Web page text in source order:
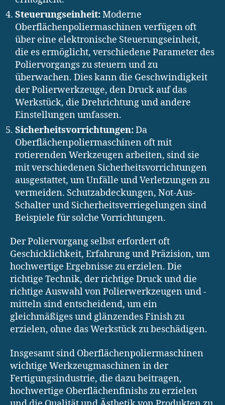
Steuerungseinheit:Moderne
Oberflächenpoliermaschinen verfügen oft
über eine elektronische Steuerungseinheit,
die es ermöglicht, verschiedene Parameter des
Poliervorgangs zu steuern und zu
überwachen. Dies kann die Geschwindigkeit
der Polierwerkzeuge, den Druck auf das
Werkstück, die Drehrichtung und andere
Einstellungen umfassen.
Sicherheitsvorrichtungen:Da
Oberflächenpoliermaschinen oft mit
rotierenden Werkzeugen arbeiten, sind sie
mit verschiedenen Sicherheitsvorrichtungen
ausgestattet, um Unfälle und Verletzungen zu
vermeiden. Schutzabdeckungen, Not-Aus-
Schalter und Sicherheitsverriegelungen sind
Beispiele für solche Vorrichtungen.
Der Poliervorgang selbst erfordert oft
Geschicklichkeit, Erfahrung und Präzision, um
hochwertige Ergebnisse zu erzielen. Die
richtige Technik, der richtige Druck und die
richtige Auswahl von Polierwerkzeugen und -
mitteln sind entscheidend, um ein
gleichmäßiges und glänzendes Finish zu
erzielen, ohne das Werkstück zu beschädigen.
Insgesamt sind Oberflächenpoliermaschinen
wichtige Werkzeugmaschinen in der
Fertigungsindustrie, die dazu beitragen,
hochwertige Oberflächenfinishs zu erzielen